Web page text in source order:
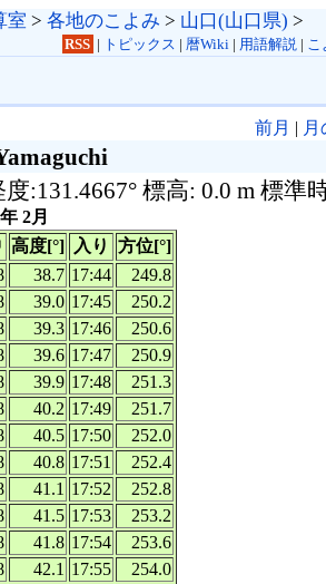
室 > 各地のこよみ > 山口(山口県) >
RSS | トピックス | 暦Wiki| 用語解説| こ
前月 |
:131.4667° 標高: 0.0 m 標準
2月
高度[°] 入り
方位[°]
38.7 17:44
249.8
39.0 17:45
250.2
39.3 17:46
250.6
39.6 17:47
250.9
39.9 17:48
251.3
40.2 17:49
251.7
40.5 17:50
252.0
40.8 17:51
252.4
41.1 17:52
252.8
41.5 17:53
253.2
41.8 17:54
253.6
42.1 17:55
254.0